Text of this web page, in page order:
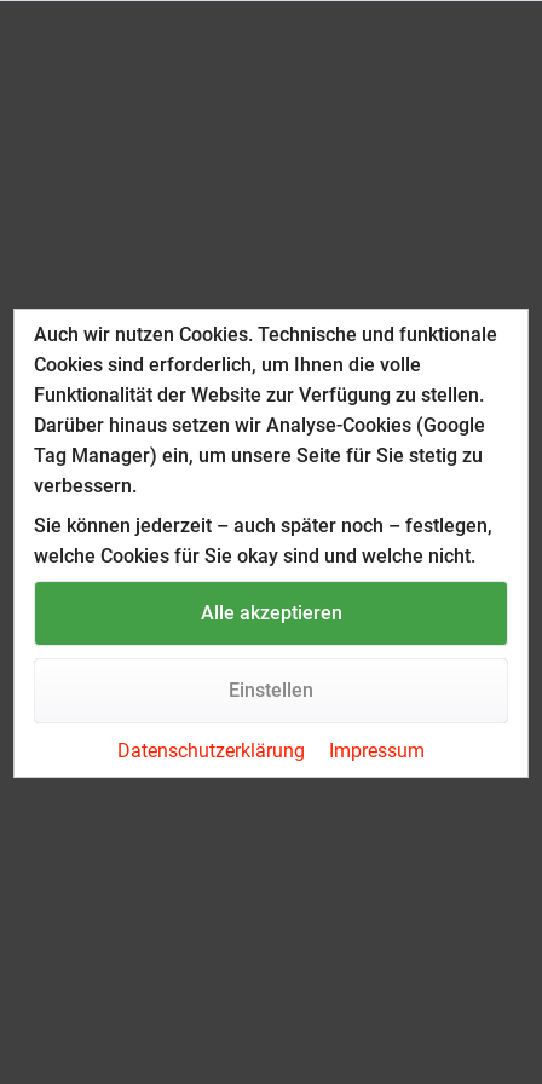
Auch wir nutzen Cookies. Technische und funktionale
Cookies sind erforderlich, um Ihnen die volle
Funktionalität der Website zur Verfügung zu stellen.
Darüber hinaus setzen wir Analyse-Cookies (Google
Tag Manager) ein, um unsere Seite für Sie stetig zu
verbessern.
Sie können jederzeit – auch später noch – festlegen,
welche Cookies für Sie okay sind und welche nicht.
Einstellen
Alle akzeptieren
Datenschutzerklärung Impressum